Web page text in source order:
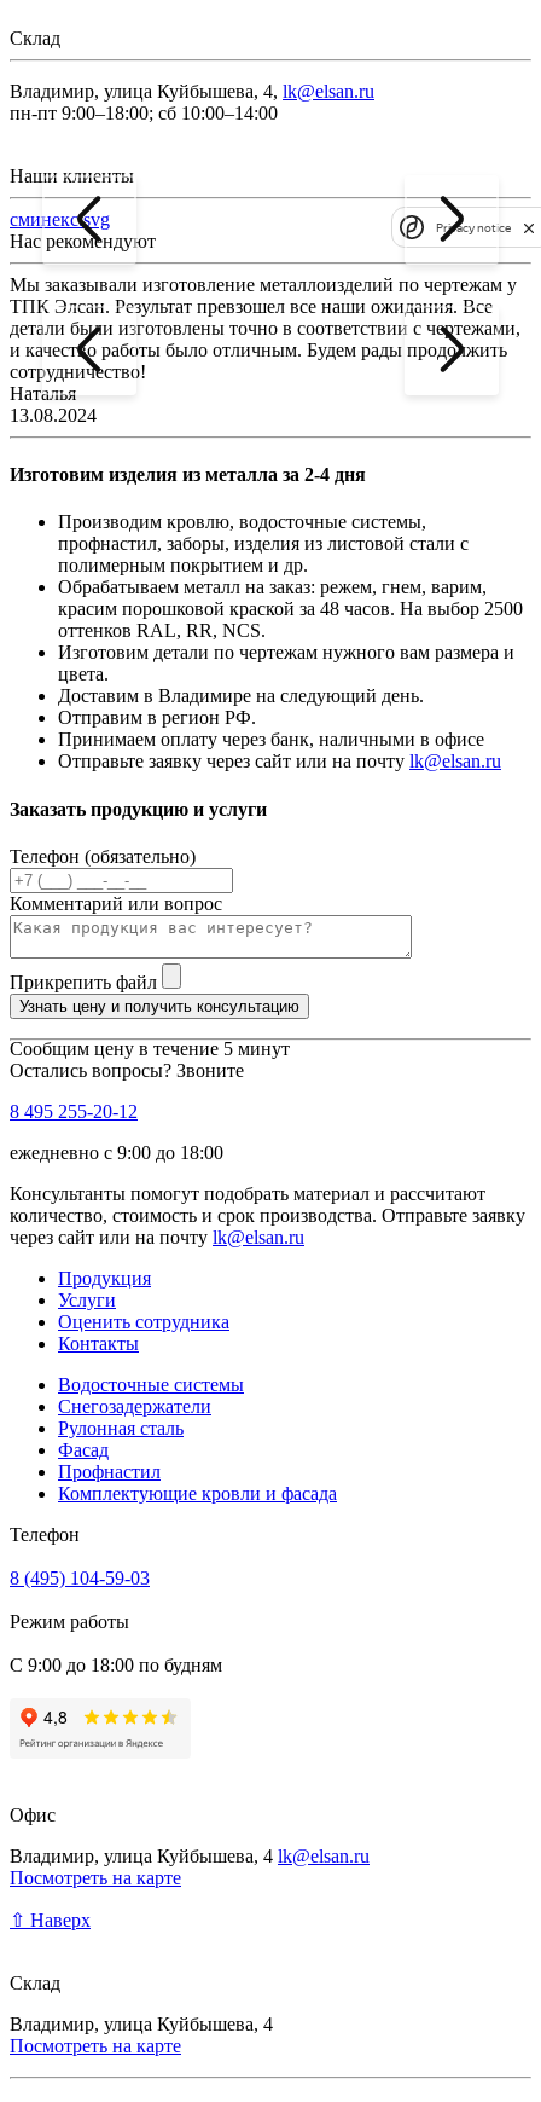
Склад
Владимир, улица Куйбышева, 4, lk@elsan.ru
пн-пт 9:00–18:00; сб 10:00–14:00
Наши клиенты
сминекс.svg
Нас рекомендуют
Мы заказывали изготовление металлоизделий по чертежам у
ТПК Элсан. Результат превзошел все наши ожидания. Все
детали были изготовлены точно в соответствии с чертежами,
и качество работы было отличным. Будем рады продолжить
сотрудничество!
Наталья
13.08.2024
Изготовим изделия из металла за 2-4 дня
Производим кровлю, водосточные системы,
профнастил, заборы, изделия из листовой стали с
полимерным покрытием и др.
Обрабатываем металл на заказ: режем, гнем, варим,
красим порошковой краской за 48 часов. На выбор 2500
оттенков RAL, RR, NCS.
Изготовим детали по чертежам нужного вам размера и
цвета.
Доставим в Владимире на следующий день.
Отправим в регион РФ.
Принимаем оплату через банк, наличными в офисе
Отправьте заявку через сайт или на почту lk@elsan.ru
Заказать продукцию и услуги
Телефон (обязательно)
Комментарий или вопрос
Прикрепить файл
Узнать цену и получить консультацию
Сообщим цену в течение 5 минут
Остались вопросы? Звоните
8 495 255-20-12
ежедневно с 9:00 до 18:00
Консультанты помогут подобрать материал и рассчитают
количество, стоимость и срок производства. Отправьте заявку
через сайт или на почту lk@elsan.ru
Продукция
Услуги
Оценить сотрудника
Контакты
Водосточные системы
Снегозадержатели
Рулонная сталь
Фасад
Профнастил
Комплектующие кровли и фасада
Телефон
8 (495) 104-59-03
Режим работы
С 9:00 до 18:00 по будням
Офис
Владимир, улица Куйбышева, 4 lk@elsan.ru
Посмотреть на карте
⇧ Наверх
Склад
Владимир, улица Куйбышева, 4
Посмотреть на карте
Privacy notice